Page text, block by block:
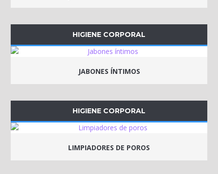
HIGIENE CORPORAL
JABONES ÍNTIMOS
HIGIENE CORPORAL
LIMPIADORES DE POROS